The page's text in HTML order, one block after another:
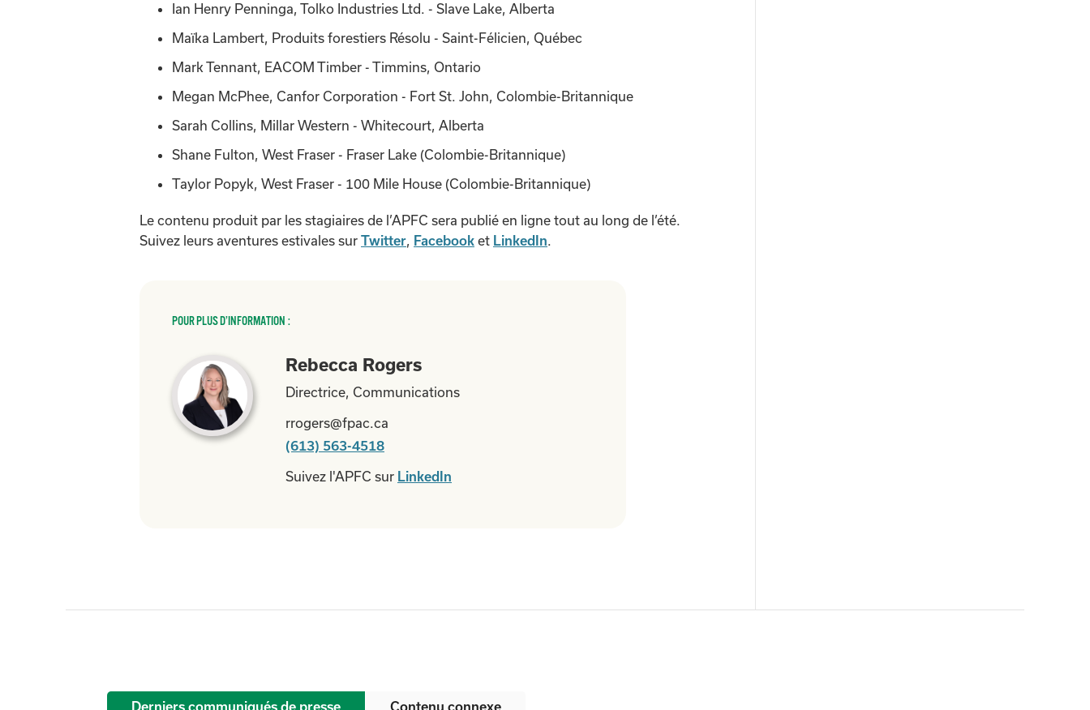
Ian Henry Penninga, Tolko Industries Ltd. - Slave Lake, Alberta
Maïka Lambert, Produits forestiers Résolu - Saint-Félicien, Québec
Mark Tennant, EACOM Timber - Timmins, Ontario
Megan McPhee, Canfor Corporation - Fort St. John, Colombie-Britannique
Sarah Collins, Millar Western - Whitecourt, Alberta
Shane Fulton, West Fraser - Fraser Lake (Colombie-Britannique)
Taylor Popyk, West Fraser - 100 Mile House (Colombie-Britannique)
Le contenu produit par les stagiaires de l’APFC sera publié en ligne tout au long de l’été.
Suivez leurs aventures estivales sur Twitter, Facebook et LinkedIn.
POUR PLUS D’INFORMATION :
Rebecca Rogers
Directrice, Communications
rrogers@fpac.ca
(613) 563-4518
Suivez l'APFC sur LinkedIn
Derniers communiqués de presse Contenu connexe